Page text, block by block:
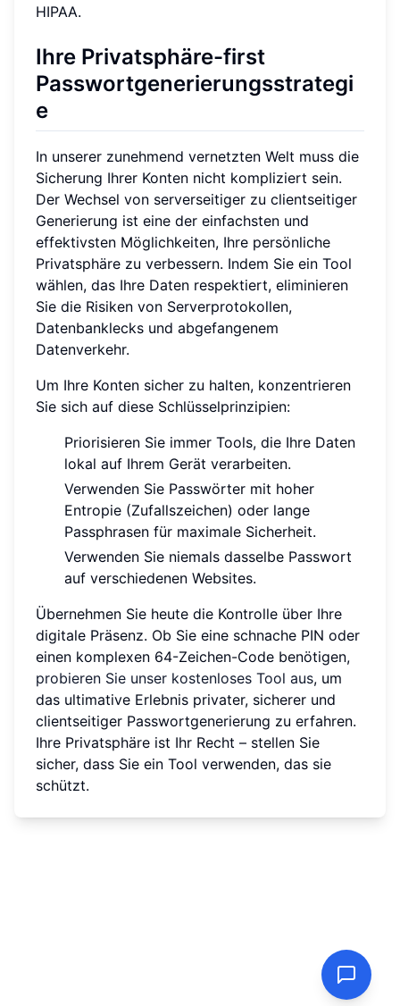
HIPAA.
Ihre Privatsphäre-first
Passwortgenerierungsstrategi
e
In unserer zunehmend vernetzten Welt muss die
Sicherung Ihrer Konten nicht kompliziert sein.
Der Wechsel von serverseitiger zu clientseitiger
Generierung ist eine der einfachsten und
effektivsten Möglichkeiten, Ihre persönliche
Privatsphäre zu verbessern. Indem Sie ein Tool
wählen, das Ihre Daten respektiert, eliminieren
Sie die Risiken von Serverprotokollen,
Datenbanklecks und abgefangenem
Datenverkehr.
Um Ihre Konten sicher zu halten, konzentrieren
Sie sich auf diese Schlüsselprinzipien:
Priorisieren Sie immer Tools, die Ihre Daten
lokal auf Ihrem Gerät verarbeiten.
Verwenden Sie Passwörter mit hoher
Entropie (Zufallszeichen) oder lange
Passphrasen für maximale Sicherheit.
Verwenden Sie niemals dasselbe Passwort
auf verschiedenen Websites.
Übernehmen Sie heute die Kontrolle über Ihre
digitale Präsenz. Ob Sie eine schnache PIN oder
einen komplexen 64-Zeichen-Code benötigen,
probieren Sie unser kostenloses Tool aus, um
das ultimative Erlebnis privater, sicherer und
clientseitiger Passwortgenerierung zu erfahren.
Ihre Privatsphäre ist Ihr Recht – stellen Sie
sicher, dass Sie ein Tool verwenden, das sie
schützt.